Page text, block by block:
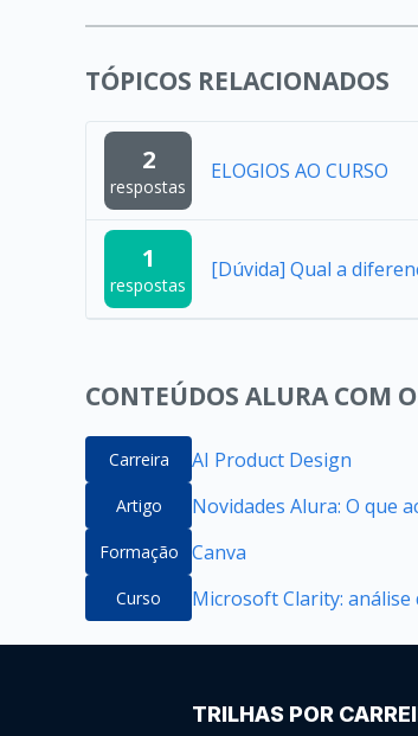
TÓPICOS RELACIONADOS
2
respostas
ELOGIOS AO CURSO
1
respostas
[Dúvida] Qual a
CONTEÚDOS ALURA COM
Carreira AI Product Design
Artigo Novidades Alura: O que
Formação Canva
Curso Microsoft Clarity:
TRILHAS POR